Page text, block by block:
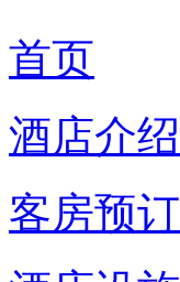
首页
酒店介绍
客房预订